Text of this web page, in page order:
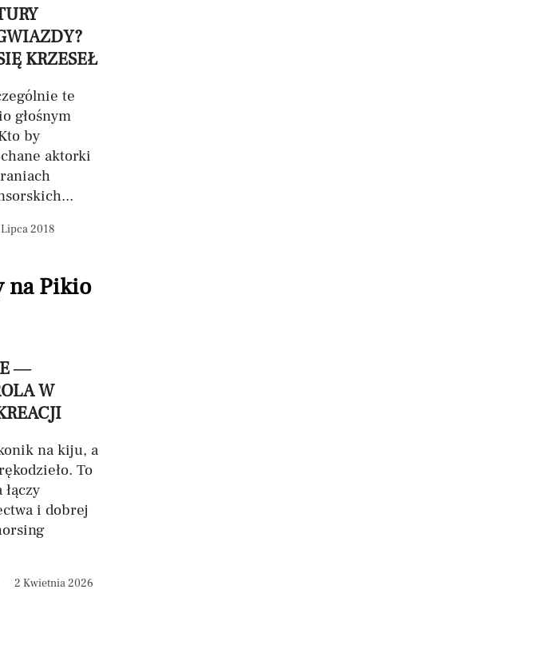
KRZESEŁ
te
głośnym
by
aktorki
2018
na Pikio
—
W
na kiju, a
To
i dobrej
2 Kwietnia 2026